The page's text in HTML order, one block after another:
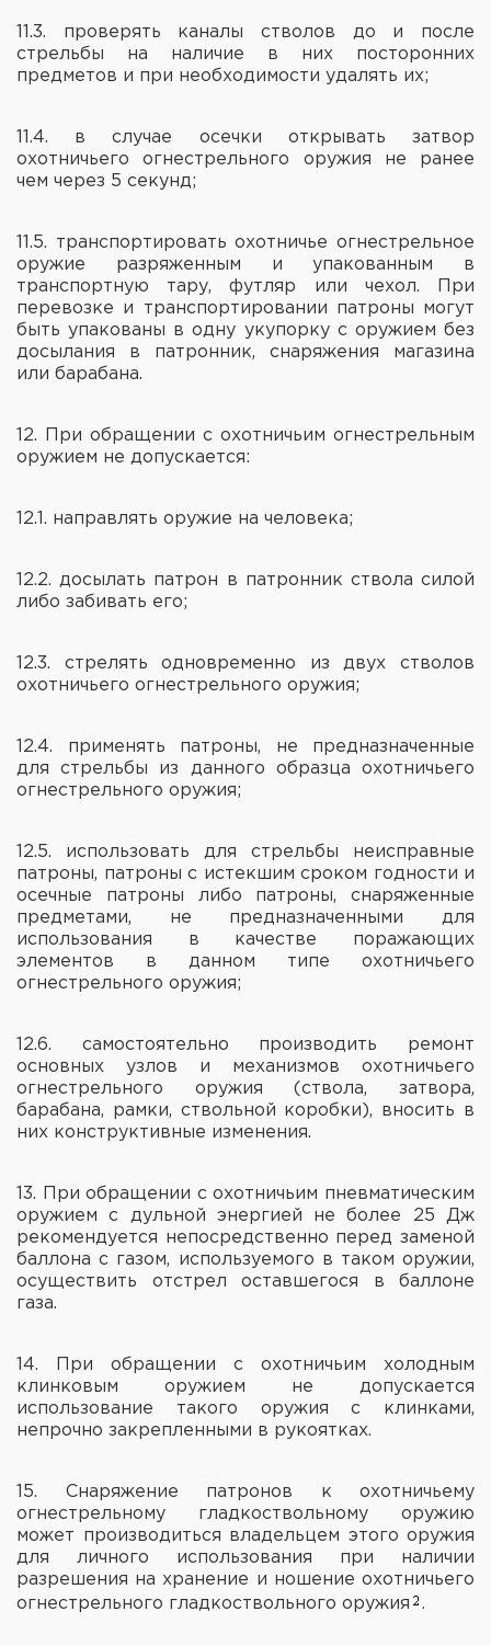
11.3. проверять каналы стволов до и после
стрельбы на наличие в них посторонних
предметов и при необходимости удалять их;
11.4. в случае осечки открывать затвор
охотничьего огнестрельного оружия не ранее
чем через 5 секунд;
11.5. транспортировать охотничье огнестрельное
оружие разряженным и упакованным в
транспортную тару, футляр или чехол. При
перевозке и транспортировании патроны могут
быть упакованы в одну укупорку с оружием без
досылания в патронник, снаряжения магазина
или барабана.
12. При обращении с охотничьим огнестрельным
оружием не допускается:
12.1. направлять оружие на человека;
12.2. досылать патрон в патронник ствола силой
либо забивать его;
12.3. стрелять одновременно из двух стволов
охотничьего огнестрельного оружия;
12.4. применять патроны, не предназначенные
для стрельбы из данного образца охотничьего
огнестрельного оружия;
12.5. использовать для стрельбы неисправные
патроны, патроны с истекшим сроком годности и
осечные патроны либо патроны, снаряженные
предметами, не предназначенными для
использования в качестве поражающих
элементов в данном типе охотничьего
огнестрельного оружия;
12.6. самостоятельно производить ремонт
основных узлов и механизмов охотничьего
огнестрельного оружия (ствола, затвора,
барабана, рамки, ствольной коробки), вносить в
них конструктивные изменения.
13. При обращении с охотничьим пневматическим
оружием с дульной энергией не более 25 Дж
рекомендуется непосредственно перед заменой
баллона с газом, используемого в таком оружии,
осуществить отстрел оставшегося в баллоне
газа.
14. При обращении с охотничьим холодным
клинковым оружием не допускается
использование такого оружия с клинками,
непрочно закрепленными в рукоятках.
15. Снаряжение патронов к охотничьему
огнестрельному гладкоствольному оружию
может производиться владельцем этого оружия
для личного использования при наличии
разрешения на хранение и ношение охотничьего
огнестрельного гладкоствольного оружия
.